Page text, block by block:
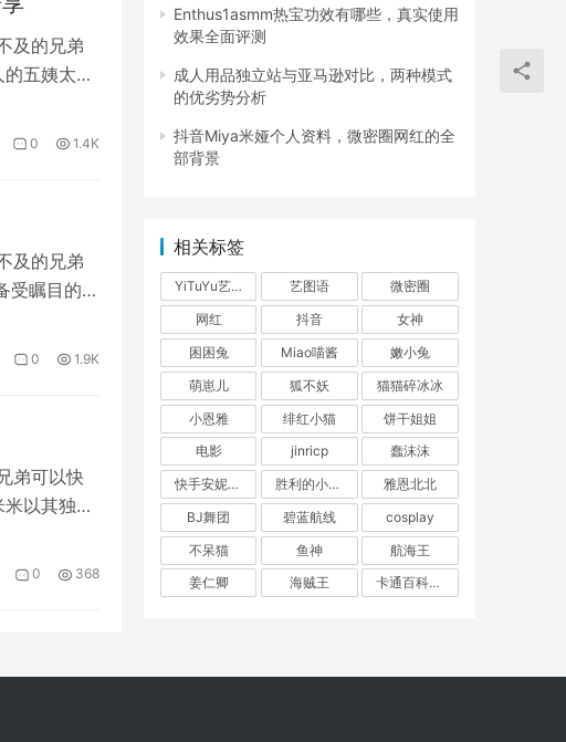
及的兄弟
五姨太，
0 1.4K
及的兄弟
受瞩目的网
0 1.9K
弟可以快
以其独特
0 368
Enthus1asmm热宝功效有哪些，真实使用
效果全面评测
成人用品独立站与亚马逊对比，两种模式
的优劣势分析
抖音Miya米娅个人资料，微密圈网红的全
部背景
相关标签
YiTuYu艺图语 艺图语
微密圈
网红
抖音
女神
困困兔
Miao喵酱
嫩小兔
萌崽儿
狐不妖
猫猫碎冰冰
小恩雅
绯红小猫
饼干姐姐
电影
jinricp
蠢沫沫
快手安妮朵朵
胜利的小生活
雅恩北北
BJ舞团
碧蓝航线
cosplay
不呆猫
鱼神
航海王
姜仁卿
海贼王 卡通百科老王